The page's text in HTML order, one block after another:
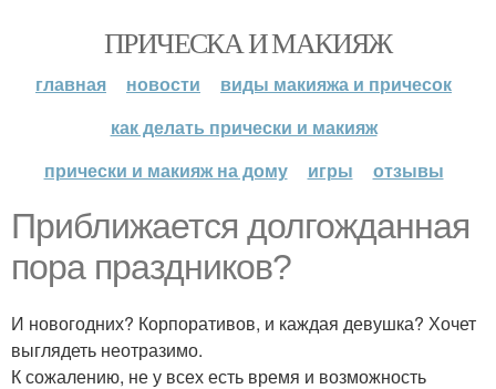
ПРИЧЕСКА И МАКИЯЖ
главная новости
виды макияжа и причесок
как делать прически и макияж
прически и макияж на дому
игры отзывы
Приближается долгожданная
пора праздников?
И новогодних? Корпоративов, и каждая девушка? Хочет
выглядеть неотразимо.
К сожалению, не у всех есть время и возможность